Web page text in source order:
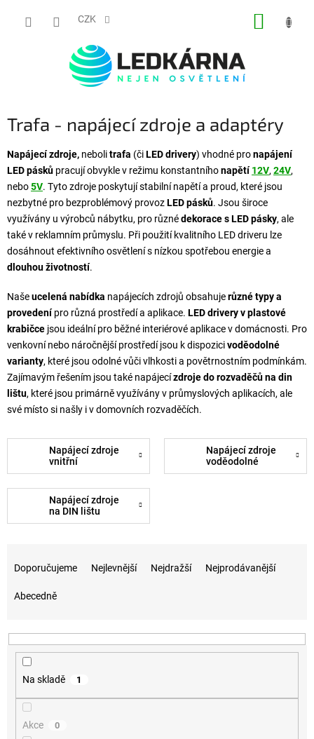
CZK
Trafa - napájecí zdroje a adaptéry
Napájecí zdroje, nebolitrafa (čiLED drivery) vhodné pronapájení
LED pásků pracují obvykle v režimu konstantníhonapětí12V, 24V,
nebo5V. Tyto zdroje poskytují stabilní napětí a proud, které jsou
nezbytné pro bezproblémový provozLED pásků. Jsou široce
využívány u výrobců nábytku, pro různédekorace s LED pásky, ale
také v reklamním průmyslu. Při použití kvalitního LED driveru lze
dosáhnout efektivního osvětlení s nízkou spotřebou energie a
dlouhou životností.
Našeucelená nabídka napájecích zdrojů obsahujerůzné typy a
provedenípro různá prostředí a aplikace. LED drivery v plastové
krabičce jsou ideální pro běžné interiérové aplikace v domácnosti. Pro
venkovní nebo náročnější prostředí jsou k dispozicivoděodolné
varianty, které jsou odolné vůči vlhkosti a povětrnostním podmínkám.
Zajímavým řešením jsou také napájecízdroje do rozvaděčů na din
lištu, které jsou primárně využívány v průmyslových aplikacích, ale
své místo si našly i v domovních rozvaděčích.
Napájecí zdroje
vnitřní
Napájecí zdroje
voděodolné
Napájecí zdroje
na DIN lištu
Doporučujeme Nejlevnější Nejdražší Nejprodávanější
Abecedně
Na skladě 1
Akce 0